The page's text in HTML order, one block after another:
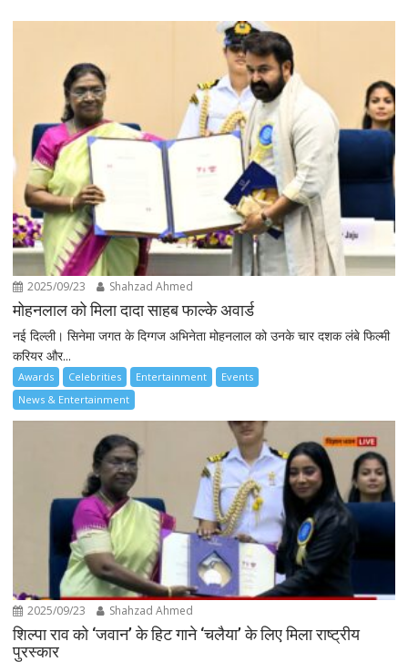
2025/09/23 Shahzad Ahmed
मोहनलाल को मिला दादा साहब फाल्के अवार्ड
नई दिल्ली। सिनेमा जगत के दिग्गज अभिनेता मोहनलाल को उनके चार दशक लंबे फिल्मी
करियर और...
Awards Celebrities Entertainment
Events
News & Entertainment
2025/09/23 Shahzad Ahmed
शिल्पा राव को ‘जवान’ के हिट गाने ‘चलैया’ के लिए मिला राष्ट्रीय
पुरस्कार